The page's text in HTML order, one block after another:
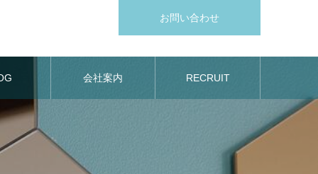
お問い合わせ
会社案内 RECRUIT